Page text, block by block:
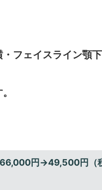
フェイスライン顎
66,000円→49,500円（